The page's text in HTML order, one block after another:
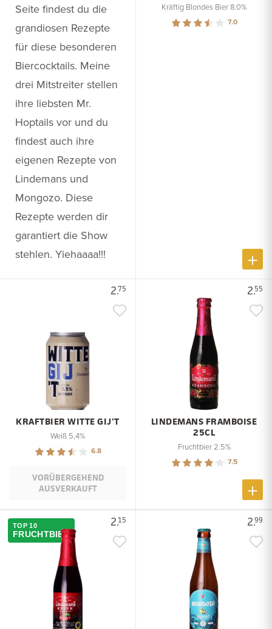
Seite findest du die
grandiosen Rezepte
für diese besonderen
Biercocktails. Meine
drei Mitstreiter stellen
ihre liebsten Mr.
Hoptails vor und du
findest auch ihre
eigenen Rezepte von
Lindemans und
Mongozo. Diese
Rezepte werden dir
garantiert die Show
stehlen. Yiehaaaa!!!
Kräftig Blondes Bier 8.0%
7.0
2.75
KRAFTBIER WITTE GIJ'T
Weiß 5,4%
6.8
VORÜBERGEHEND
AUSVERKAUFT
2.55
LINDEMANS FRAMBOISE
25CL
Fruchtbier 2.5%
7.5
2.15
TOP 10
FRUCHTBIER
2.99